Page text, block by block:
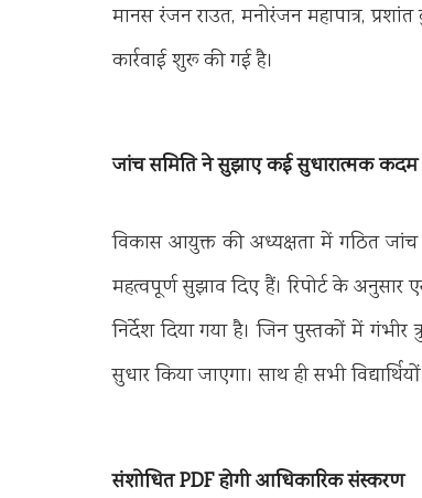
मानस रंजन राउत, मनोरंजन महापात्र,
कार्रवाई शुरू की गई है।
जांच समिति ने सुझाए कई सुधारात्मक कदम
विकास आयुक्त की अध्यक्षता में गठित
महत्वपूर्ण सुझाव दिए हैं। रिपोर्ट के अनुसार
निर्देश दिया गया है। जिन पुस्तकों में
सुधार किया जाएगा। साथ ही सभी
संशोधित PDF होगी आधिकारिक संस्करण